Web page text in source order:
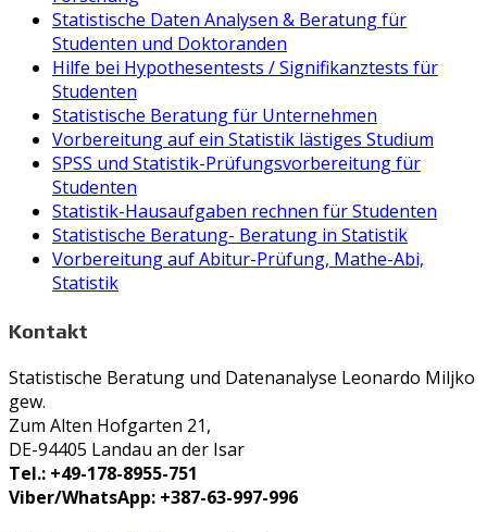
Statistische Daten Analysen & Beratung für
Studenten und Doktoranden
Hilfe bei Hypothesentests / Signifikanztests für
Studenten
Statistische Beratung für Unternehmen
Vorbereitung auf ein Statistik lästiges Studium
SPSS und Statistik-Prüfungsvorbereitung für
Studenten
Statistik-Hausaufgaben rechnen für Studenten
Statistische Beratung- Beratung in Statistik
Vorbereitung auf Abitur-Prüfung, Mathe-Abi,
Statistik
Kontakt
Statistische Beratung und Datenanalyse Leonardo Miljko
gew.
Zum Alten Hofgarten 21,
DE-94405 Landau an der Isar
Tel.: +49-178-8955-751
Viber/WhatsApp: +387-63-997-996